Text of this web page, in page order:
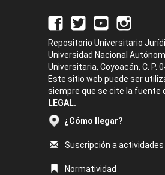
Repositorio Universitario
Universidad Nacional
Universitaria, Coyoacán, C. P.
Este sitio web puede ser
siempre que se cite la fuente
LEGAL.
¿Cómo llegar?
Suscripción a
Normatividad